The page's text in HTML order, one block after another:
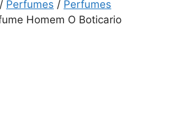
/ Perfumes / Perfumes
Homem O Boticario